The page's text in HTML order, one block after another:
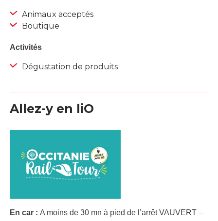
Animaux acceptés
Boutique
Activités
Dégustation de produits
Allez-y en liO
En car : A moins de 30 mn à pied de l’arrêt VAUVERT –